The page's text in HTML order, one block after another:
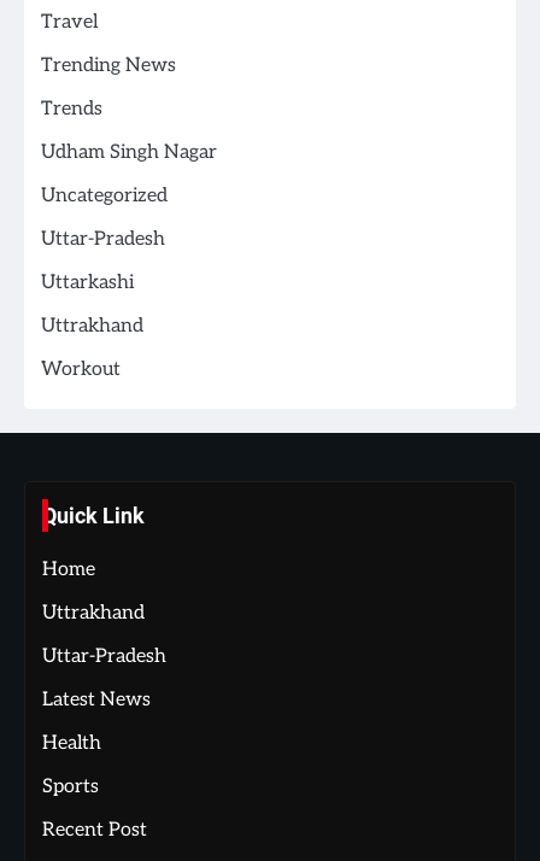
Travel
Trending News
Trends
Udham Singh Nagar
Uncategorized
Uttar-Pradesh
Uttarkashi
Uttrakhand
Workout
Quick Link
Home
Uttrakhand
Uttar-Pradesh
Latest News
Health
Sports
Recent Post